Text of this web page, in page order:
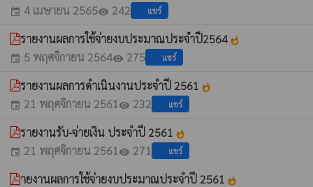
event 4 เมษายน 2565visibility 242 แชร์
รายงานผลการใช้จ่ายงบประมาณประจำปี2564 whatshot
event 5 พฤศจิกายน 2564visibility 275 แชร์
รายงานผลการดำเนินงานประจำปี 2561 whatshot
event 21 พฤศจิกายน 2561visibility 232 แชร์
รายงานรับ-จ่ายเงิน ประจำปี 2561 whatshot
event 21 พฤศจิกายน 2561visibility 271 แชร์
ายงานผลการใช้จ่ายงบประมาณประจำปี 2561 whatshot